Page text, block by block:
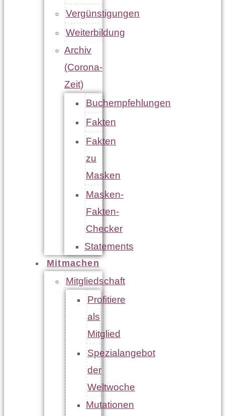
Vergünstigungen
Weiterbildung
Archiv
(Corona-
Zeit)
Buchempfehlungen
Fakten
Fakten
zu
Masken
Masken-
Fakten-
Checker
Statements
Mitmachen
Mitgliedschaft
Profitiere
als
Mitglied
Spezialangebot
der
Weltwoche
Mutationen